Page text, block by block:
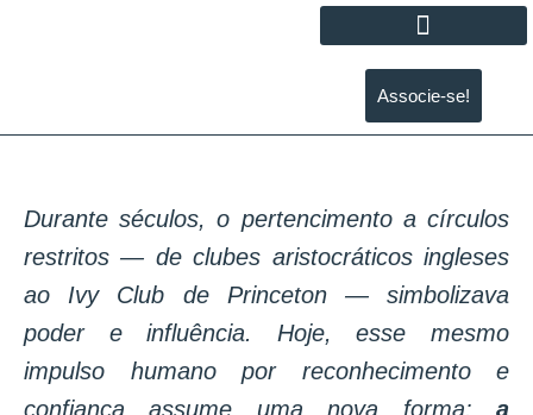
Associe-se!
Durante séculos, o pertencimento a círculos
restritos — de clubes aristocráticos ingleses
ao Ivy Club de Princeton — simbolizava
poder e influência. Hoje, esse mesmo
impulso humano por reconhecimento e
confiança assume uma nova forma: a